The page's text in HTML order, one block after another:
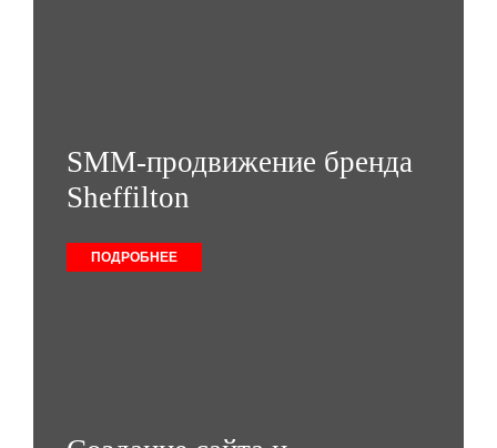
SMM-продвижение бренда
Sheffilton
ПОДРОБНЕЕ